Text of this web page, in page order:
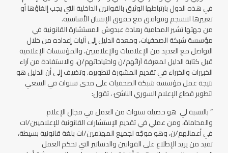
في هذه الدول بارتباطها الوثيق بالقوانين الداخلية التي يجب إلغاؤها أو
تغييرها لتنسجم وتتوافق مع حقوق الإنسان الأساسية.
من جهتها تشير المحامية رهادة عبدوش المستشارة القانونية في
مؤسسة شبكة الصحفيات، ومعدة الدليل إلى آليات إعداده من خلال
التواصل مع العديد من الإعلاميات والإعلاميين، والمؤسسات الإعلامية
قبل كتابة الدليل لمعرفة آرائهم/ن واحتياجاتهم/ن، والاستفادة من آراء
الخبيرات والخبراء في تقديم المشورة لتطويره. وتضيف إلى أن الدليل هو
نتيجة عمل مؤسسة شبكة الصحفيات على مدى سنوات في السعي
لتطوير قطاع الإعلام السوري الناشئ ، تقول:
” بالنسبة لي هو حصيلة سنوات من العمل في مجال الإعلام
والمحاماة، ومن عملي في تقديم الإستشارات القانونية للإعلاميين/ات
في أعمالهم/ن، وهو موجّه لجميع المهتمين/ات بلغة قانونية بسيطة،
تفيد من يريد الإطلاع على القوانين والدساتير التي تحكم العمل